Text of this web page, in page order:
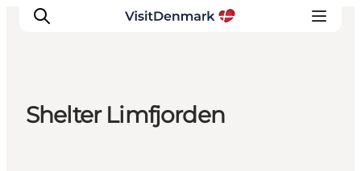
Shelter Limfjorden